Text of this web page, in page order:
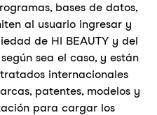
bases de datos,
al usuario ingresar y
de HI BEAUTY y del
sea el caso, y están
internacionales
patentes, modelos y
para cargar los